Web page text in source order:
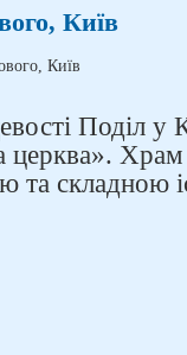
Київ
Поділ
церква».
та складною